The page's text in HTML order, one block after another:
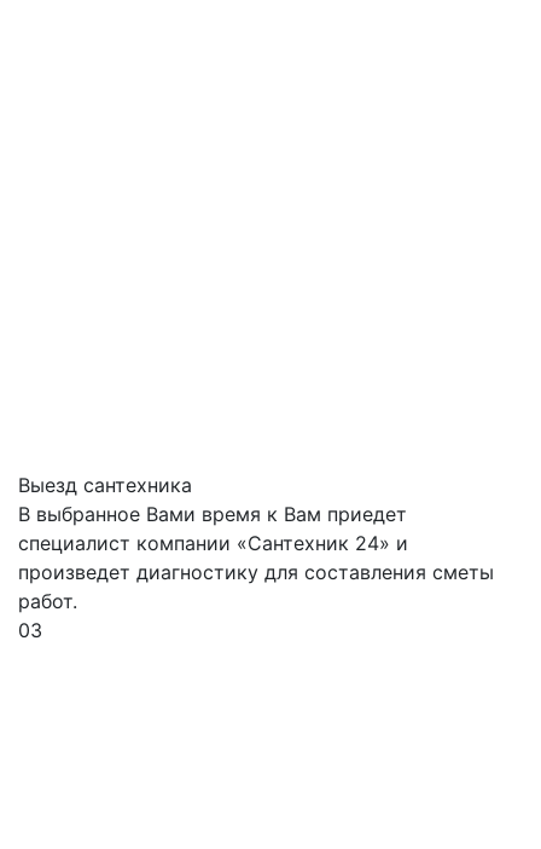
Выезд сантехника
В выбранное Вами время к Вам приедет
специалист компании «Сантехник 24» и
произведет диагностику для составления сметы
работ.
03